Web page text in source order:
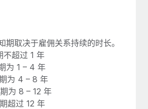
continues to expand in response
global payroll implementation
implementation" and picture a
期取决于雇佣关系持续的时长。
不超过 1 年
为 1 – 4 年
为 4 – 8 年
为 8 – 12 年
超过 12 年